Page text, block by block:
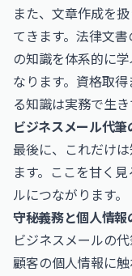
また、文章作成を
てきます。法律文
の知識を体系的に学
なります。資格取
る知識は実務で生き
ビジネスメール代
最後に、これだけ
ます。ここを甘く
ルにつながります。
守秘義務と個人情報
ビジネスメールの
顧客の個人情報に